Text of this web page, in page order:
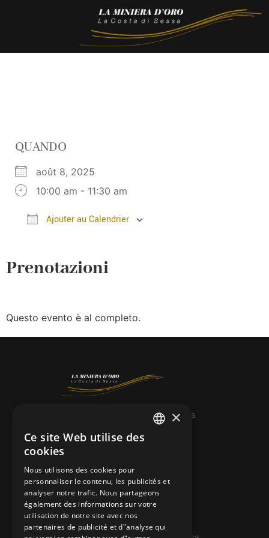
QUANDO
août 8, 2025
10:00 am - 11:30 am
Ajouter au Calendrier
Prenotazioni
Questo evento è al completo.
© 2026 Miniera d’oro di Sessa
info@minieradoro.ch
091 608 11 25
079 127 20 80
GERMAN
ENGLISH
×
Ce site Web utilise des
cookies
Nous utilisons des cookies pour
personnaliser le contenu, les publicités et
analyser notre trafic. Nous partageons
également des informations sur votre
utilisation de notre site avec nos
partenaires de publicité et d"analyse qui